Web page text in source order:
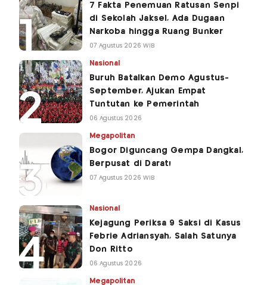
7 Fakta Penemuan Ratusan Senpi
di Sekolah Jaksel, Ada Dugaan
Narkoba hingga Ruang Bunker
07 Agustus 2026 WIB
Nasional
Buruh Batalkan Demo Agustus-
September, Ajukan Empat
Tuntutan ke Pemerintah
06 Agustus 2026
Megapolitan
Bogor Diguncang Gempa Dangkal,
Berpusat di Darat!
07 Agustus 2026 WIB
Nasional
Kejagung Periksa 9 Saksi di Kasus
Febrie Adriansyah, Salah Satunya
Don Ritto
06 Agustus 2026
Megapolitan